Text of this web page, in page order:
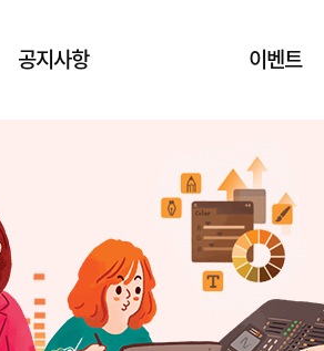
공지사항 이벤트